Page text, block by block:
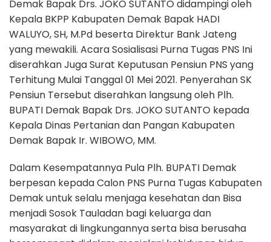
Demak Bapak Drs. JOKO SUTANTO didampingi oleh
Kepala BKPP Kabupaten Demak Bapak HADI
WALUYO, SH, M.Pd beserta Direktur Bank Jateng
yang mewakili. Acara Sosialisasi Purna Tugas PNS Ini
diserahkan Juga Surat Keputusan Pensiun PNS yang
Terhitung Mulai Tanggal 01 Mei 2021. Penyerahan SK
Pensiun Tersebut diserahkan langsung oleh Plh.
BUPATI Demak Bapak Drs. JOKO SUTANTO kepada
Kepala Dinas Pertanian dan Pangan Kabupaten
Demak Bapak Ir. WIBOWO, MM.
Dalam Kesempatannya Pula Plh. BUPATI Demak
berpesan kepada Calon PNS Purna Tugas Kabupaten
Demak untuk selalu menjaga kesehatan dan Bisa
menjadi Sosok Tauladan bagi keluarga dan
masyarakat di lingkungannya serta bisa berusaha